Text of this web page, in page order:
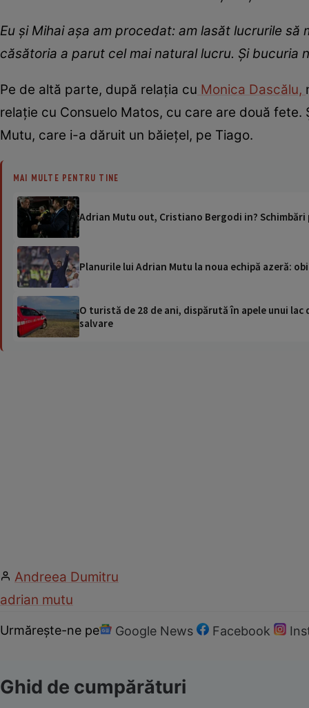
Eu și Mihai așa am procedat: am lasăt lucrurile
căsătoria a parut cel mai natural lucru. Și bucuria
Pe de altă parte, după relația cu Monica Dascălu,
relație cu Consuelo Matos, cu care are două
Mutu, care i-a dăruit un băiețel, pe Tiago.
MAI MULTE PENTRU TINE
Adrian Mutu out, Cristiano Bergodi in? Schimbări
Planurile lui Adrian Mutu la noua echipă azeră:
O turistă de 28 de ani, dispărută în apele unui
salvare
Andreea Dumitru
adrian mutu
Urmărește-ne pe Google News Facebook
Ghid de cumpărături